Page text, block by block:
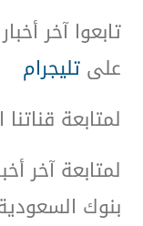
تابعوا آخر
على تليجرام
لمتابعة
لمتابعة آخر
بنوك